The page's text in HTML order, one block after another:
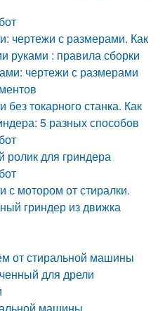
чертежи с размерами. Как
руками : правила сборки
чертежи с размерами
токарного станка. Как
5 разных способов
ролик для гриндера
с мотором от стиралки.
гриндер из движка
от стиральной машины
для дрели